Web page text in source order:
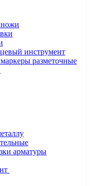
ножи
инструмент
разметочные
арматуры